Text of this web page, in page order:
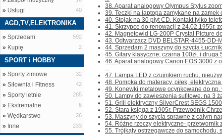
» Usługi 40
AGD,TV,ELEKTRONIKA
» Sprzedam 592
» Kupię 2
SPORT i HOBBY
» Sporty zimowe 32
» Siłownia i Fitness 42
» Sporty letnie 285
» Ekstremalne 6
» Wędkarstwo 26
» Inne 233
38. Aparat analogowy Olympus Stylus
39. Teczki na laptopa zamykane na zamek
40. Stojak na 30 płyt CD. Kontakt tylko
41. Skrzypce do renowacji z 24.02.1955r.
42. Magnetowid LG-200P Crystal Picture
43. Odtwarzacz DVD BELSTAR-4455-DD-
44. Sprzedam 2 maszyny do szycia
45. Gitary klasyczne; czarna 100zł. i druga
46. Aparat analogowy Canon EOS 3000 z
...
47. Lampa LED z czujnikiem ruchu,
48. Pompka do materacy, piłek,
49. Konewki metalowe ocynkowane do
50. Lampy do zawieszenia sufitowe, na 3
51. Grill elektryczny SilverCrest SEGS
52. Stara księga z 1905r. Przewodnik
53. Maszyny do szycia sprawne z całym
54. Różne rzeczy elektryczne- przetwornik
55. Trójkąty ostrzegawcze do samochodu,